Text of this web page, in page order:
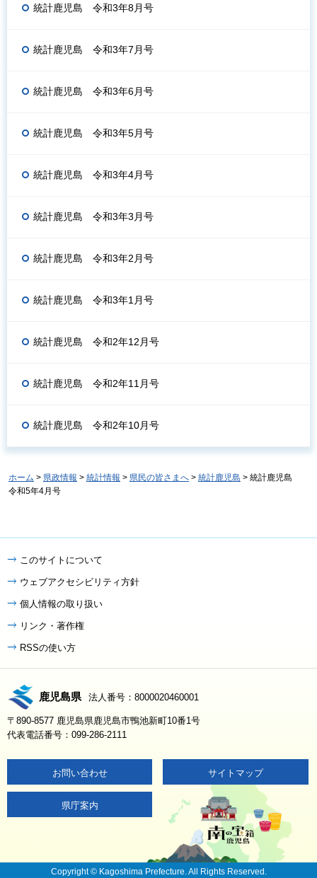
統計鹿児島 令和3年8月号
統計鹿児島 令和3年7月号
統計鹿児島 令和3年6月号
統計鹿児島 令和3年5月号
統計鹿児島 令和3年4月号
統計鹿児島 令和3年3月号
統計鹿児島 令和3年2月号
統計鹿児島 令和3年1月号
統計鹿児島 令和2年12月号
統計鹿児島 令和2年11月号
統計鹿児島 令和2年10月号
ホーム > 県政情報 > 統計情報 > 県民の皆さまへ > 統計鹿児島 > 統計鹿児島
令和5年4月号
このサイトについて
ウェブアクセシビリティ方針
個人情報の取り扱い
リンク・著作権
RSSの使い方
鹿児島県 法人番号：8000020460001
〒890-8577 鹿児島県鹿児島市鴨池新町10番1号
代表電話番号：099-286-2111
お問い合わせ サイトマップ
県庁案内
Copyright © Kagoshima Prefecture. All Rights Reserved.